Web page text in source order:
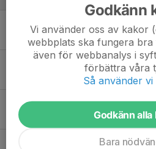
Träningsstart den 7:e
21 jul 2025
Säsongsinledningen
21 apr 2025
Fikalista våren 2025
1
Årssammanfattning 2024
Godkänn
Vi använder oss av kakor
webbplats ska fungera bra
även för webbanalys i
förbättra våra
Så använder vi
Godkänn alla
Bara